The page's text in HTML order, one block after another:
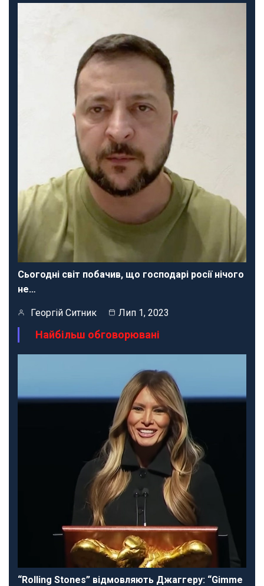
Сьогодні світ побачив, що господарі росії нічого
не…
Георгій Ситник Лип 1, 2023
Найбільш обговорювані
“Rolling Stones” відмовляють Джаггеру: “Gimme